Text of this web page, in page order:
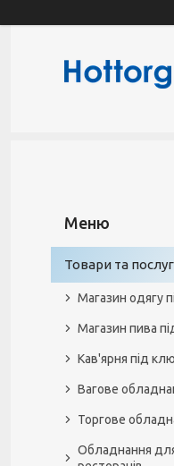
Товари та
Магазин одягу
Магазин пива
Кав'ярня під
Вагове
Торгове
Обладнання